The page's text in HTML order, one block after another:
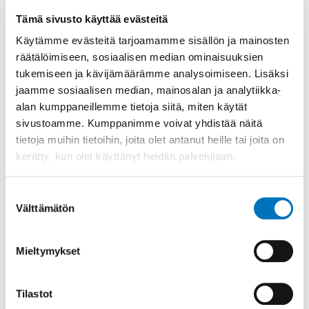
Tämä sivusto käyttää evästeitä
Käytämme evästeitä tarjoamamme sisällön ja mainosten
räätälöimiseen, sosiaalisen median ominaisuuksien
tukemiseen ja kävijämäärämme analysoimiseen. Lisäksi
jaamme sosiaalisen median, mainosalan ja analytiikka-
alan kumppaneillemme tietoja siitä, miten käytät
sivustoamme. Kumppanimme voivat yhdistää näitä
tietoja muihin tietoihin, joita olet antanut heille tai joita on
kerätty, kun olet käyttänyt heidän palvelujaan.
valinta
Välttämätön
Mieltymykset
Tilastot
erilaisia
soveltavan liikkumisen
apuvälineitäkäyttäen. Olipa sinulla käytössäsi
sitten manuaalipyörätuoli, käsi- tai nojapyörä,
kolmipyörä, potkupyörä tai käyttäjän vamman
mukaan räätälöity erikoispolkupyörä, voit
kirjata kilometrisi tai minuuttisi järjestelmään.
Sähköpyörätuolilla ja sinulle henkilökohtaisesti
apuvälineeksi luokitellulla sähkömopolla liikutut
kilometrit hyväksytään myös, ja ne puolestaan
kirjataan sähköpyöräsarjaan.
ajan, ja kilometrit ja minuutit voi kirjata myös
takautuvasti. Ilmoittautuminen Kilometrikisaan
avautuu tiistaina 1.4.2025. Ilmoita joukkueesi tai
itsesi mukaan osoitteessa
Espoon kaupungin liikuntatoimi